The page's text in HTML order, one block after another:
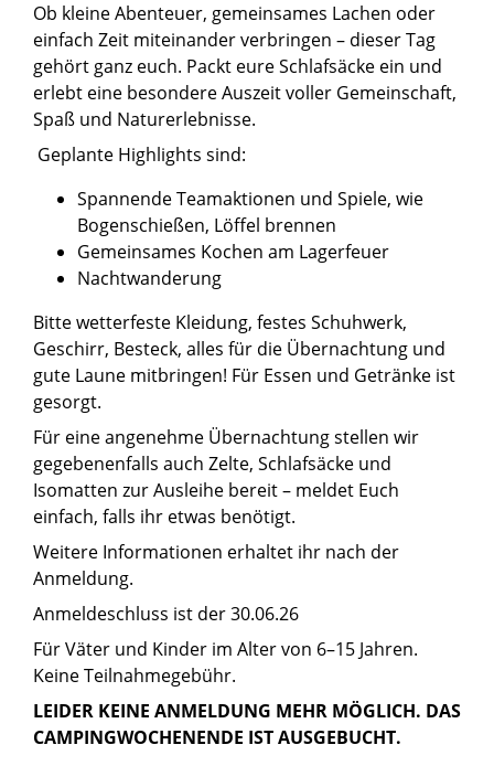
Ob kleine Abenteuer, gemeinsames Lachen oder
einfach Zeit miteinander verbringen – dieser Tag
gehört ganz euch. Packt eure Schlafsäcke ein und
erlebt eine besondere Auszeit voller Gemeinschaft,
Spaß und Naturerlebnisse.
Geplante Highlights sind:
Spannende Teamaktionen und Spiele, wie
Bogenschießen, Löffel brennen
Gemeinsames Kochen am Lagerfeuer
Nachtwanderung
Bitte wetterfeste Kleidung, festes Schuhwerk,
Geschirr, Besteck, alles für die Übernachtung und
gute Laune mitbringen! Für Essen und Getränke ist
gesorgt.
Für eine angenehme Übernachtung stellen wir
gegebenenfalls auch Zelte, Schlafsäcke und
Isomatten zur Ausleihe bereit – meldet Euch
einfach, falls ihr etwas benötigt.
Weitere Informationen erhaltet ihr nach der
Anmeldung.
Anmeldeschluss ist der 30.06.26
Für Väter und Kinder im Alter von 6–15 Jahren.
Keine Teilnahmegebühr.
LEIDER KEINE ANMELDUNG MEHR MÖGLICH. DAS
CAMPINGWOCHENENDE IST AUSGEBUCHT.